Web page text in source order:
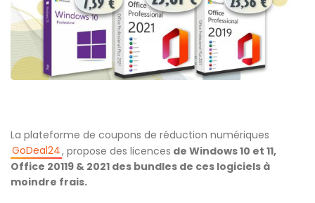
La plateforme de coupons de réduction numériques
GoDeal24, propose des licences de Windows 10 et 11,
Office 20119 & 2021 des bundles de ces logiciels à
moindre frais.